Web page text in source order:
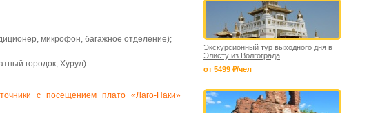
микрофон, багажное отделение);
городок, Хурул).
с посещением плато «Лаго-Наки»
Экскурсионный тур выходного дня в
Элисту из Волгограда
от 5499 ₽/чел